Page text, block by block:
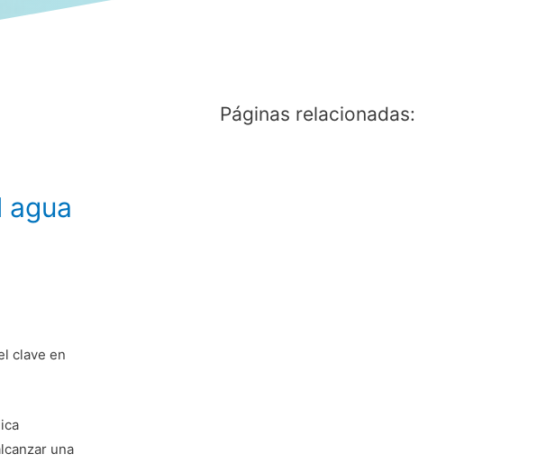
agua
clave en
una
Páginas relacionadas: